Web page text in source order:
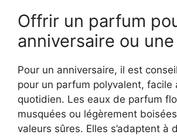
Offrir un parfum
anniversaire ou
Pour un anniversaire, il est
pour un parfum polyvalent, facile
quotidien. Les eaux de parfum
musquées ou légèrement
valeurs sûres. Elles s’adaptent à